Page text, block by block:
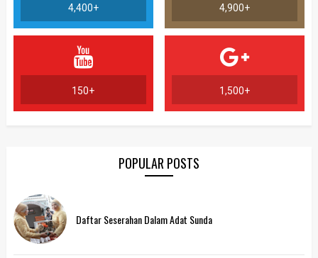
4,400+ 4,900+
150+ 1,500+
POPULAR POSTS
Daftar Seserahan Dalam Adat Sunda